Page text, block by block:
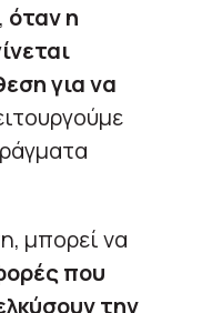
όταν η
για να
μπορεί να
που
την